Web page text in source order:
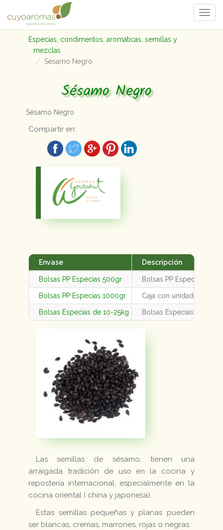
Especias, condimentos, aromáticas, semillas y
mezclas
Sésamo Negro
Sésamo Negro
Sésamo Negro
Compartir en:
Envase Descripción
Bolsas PP Especias 500gr Bolsas PP Especias
Bolsas PP Especias 1000gr Caja con unidades
Bolsas Especias de 10-25kg Bolsas Especias de 10-
Las semillas de sésamo, tienen una
arraigada tradición de uso en la cocina y
repostería internacional, especialmente en la
cocina oriental ( china y japonesa).
Estas semillas pequeñas y planas pueden
ser blancas, cremas, marrones, rojas o negras.